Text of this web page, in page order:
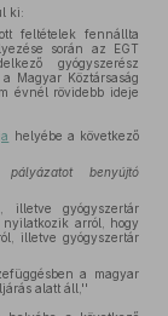
ki:
feltételek fennállta
során az EGT
gyógyszerész
Magyar Köztársaság
évnél rövidebb ideje
helyébe a következő
benyújtó
gyógyszertár
arról, hogy
illetve gyógyszertár
a magyar
alatt áll,''